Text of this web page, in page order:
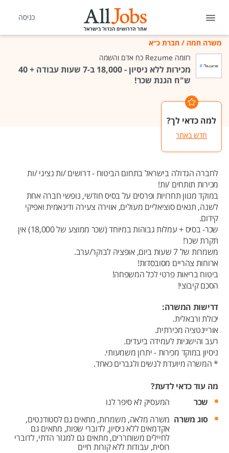
כניסה
משרה חמה / חברת כ״א
רזומה Rezume כח אדם והשמה
מכירות ללא ניסיון - 18,000 ב-7 שעות עבודה + 40
ש"ח הגנת שכר!
למה כדאי לך?
חדש באתר
לחברה הגדולה בישראל בתחום הביטוח - דרושים /ות נציגי /ות
מכירות תותחים /ות!
במוקד מגוון תחרויות ופרסים על בסיס חודשי, נופשי חברה אחת
לשנה, תנאים סוציאליים מעולים, אווירה צעירה ודינאמית ואפיקי
קידום.
שכר- בסיס + עמלות גבוהות במיוחד (שכר ממוצע של 18,000) אין
תקרת שכר!
משמרות של 7 שעות ביום, אופציה לבוקר/ערב.
ארוחות צהריים מסובסדות!
ביטוח בריאות פרטי לכל המשפחה!
הסכם קיבוצי!
דרישות המשרה:
יכולת ורבאלית.
אוריינטציה מכירתית.
רעב והישגיות לעמידה ביעדים.
ניסיון במוקד מכירות - יתרון משמעותי.
* המשרה מיועדת לנשים ולגברים כאחד.
מה עוד כדאי לדעת?
שכר
המעסיק לא סיפר לנו
סוג משרה משרה מלאה, משמרות, מתאים גם לסטודנטים,
אקדמאים ללא ניסיון, לדוברי שפות, מתאים גם
לחיילים משוחררים, מתאים גם למגזר הדתי,לדוברי
רוסית, עבודות ללא קורות חיים